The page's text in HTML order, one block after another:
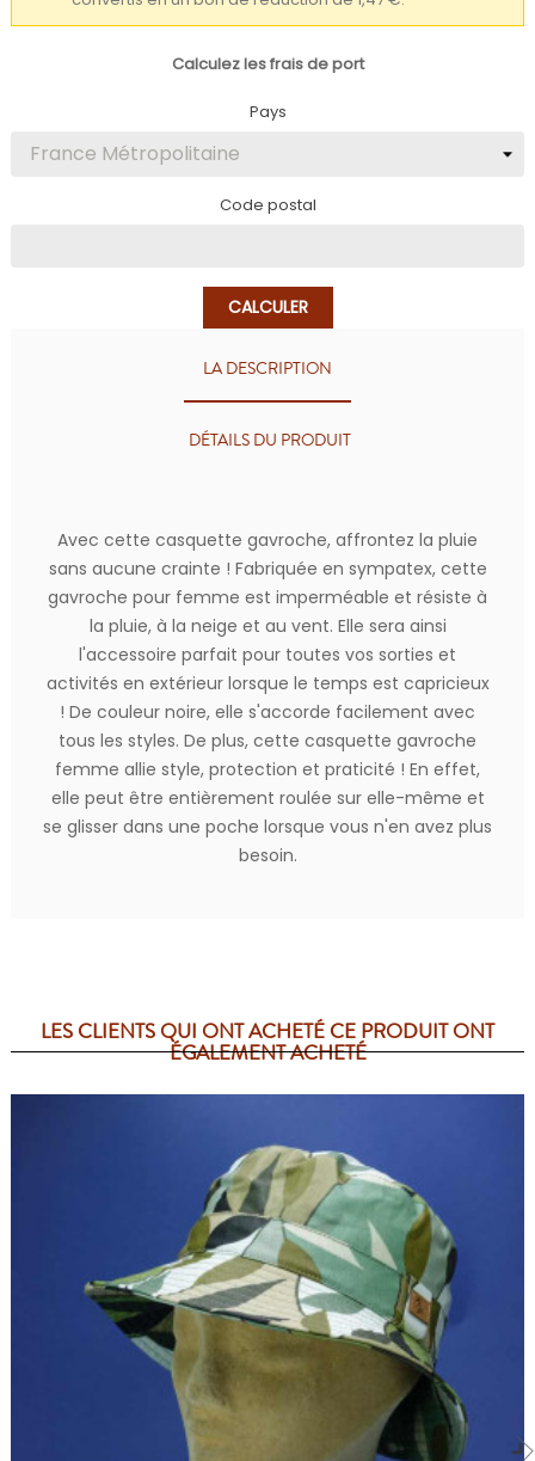
Calculez les frais de port
Pays
Code postal
CALCULER
LA DESCRIPTION
DÉTAILS DU PRODUIT
Avec cette casquette gavroche, affrontez la pluie
sans aucune crainte ! Fabriquée en sympatex, cette
gavroche pour femme est imperméable et résiste à
la pluie, à la neige et au vent. Elle sera ainsi
l'accessoire parfait pour toutes vos sorties et
activités en extérieur lorsque le temps est capricieux
! De couleur noire, elle s'accorde facilement avec
tous les styles. De plus, cette casquette gavroche
femme allie style, protection et praticité ! En effet,
elle peut être entièrement roulée sur elle-même et
se glisser dans une poche lorsque vous n'en avez plus
besoin.
LES CLIENTS QUI ONT ACHETÉ CE PRODUIT ONT
ÉGALEMENT ACHETÉ